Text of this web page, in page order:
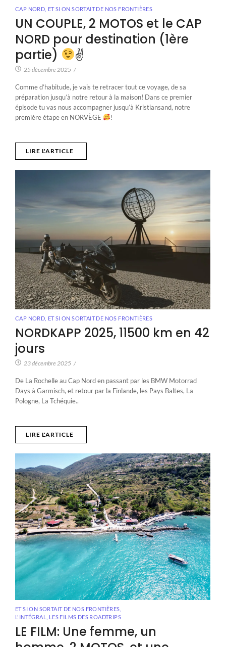
CAP NORD ET SI ON SORTAIT DE NOS FRONTIÈRES
UN COUPLE, 2 MOTOS et le CAP
NORD pour destination (1ère
partie)
✌
25 décembre 2025 /
Comme d’habitude, je vais te retracer tout ce voyage, de sa
préparation jusqu’à notre retour à la maison! Dans ce premier
épisode tu vas nous accompagner jusqu’à Kristiansand, notre
première étape en NORVÈGE
!
LIRE L'ARTICLE
CAP NORD ET SI ON SORTAIT DE NOS FRONTIÈRES
NORDKAPP 2025, 11500 km en 42
jours
23 décembre 2025 /
De La Rochelle au Cap Nord en passant par les BMW Motorrad
Days à Garmisch, et retour par la Finlande, les Pays Baltes, La
Pologne, La Tchéquie..
LIRE L'ARTICLE
ET SI ON SORTAIT DE NOS FRONTIÈRES
L'INTÉGRAL, LES FILMS DES ROADTRIPS
LE FILM: Une femme, un